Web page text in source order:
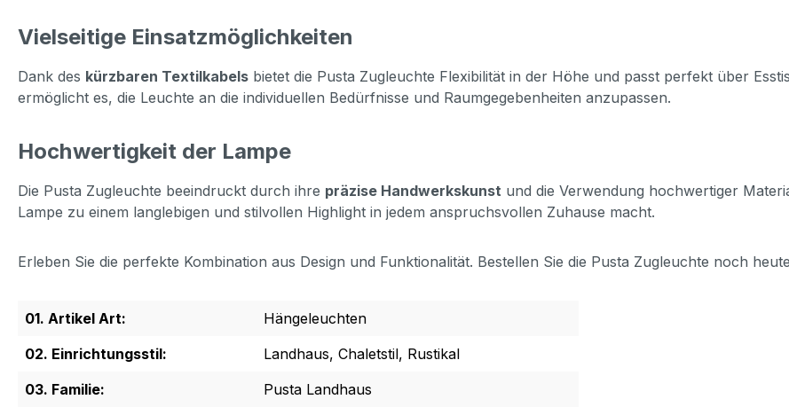
Vielseitige Einsatzmöglichkeiten
Dank des kürzbaren Textilkabels bietet die Pusta Zugleuchte Flexibilität in der Höhe und passt perfekt über
ermöglicht es, die Leuchte an die individuellen Bedürfnisse und Raumgegebenheiten anzupassen.
Hochwertigkeit der Lampe
Die Pusta Zugleuchte beeindruckt durch ihre präzise Handwerkskunst und die Verwendung hochwertiger
Lampe zu einem langlebigen und stilvollen Highlight in jedem anspruchsvollen Zuhause macht.
Erleben Sie die perfekte Kombination aus Design und Funktionalität. Bestellen Sie die Pusta Zugleuchte noch
01. Artikel Art:
Hängeleuchten
02. Einrichtungsstil:
Landhaus, Chaletstil, Rustikal
03. Familie:
Pusta Landhaus